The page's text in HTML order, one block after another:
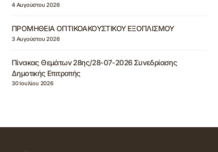
4 Αυγούστου 2026
ΠΡΟΜΗΘΕΙΑ ΟΠΤΙΚΟΑΚΟΥΣΤΙΚΟΥ ΕΞΟΠΛΙΣΜΟΥ
3 Αυγούστου 2026
Πίνακας Θεμάτων 28ης/28-07-2026 Συνεδρίασης
Δημοτικής Επιτροπής
30 Ιουλίου 2026